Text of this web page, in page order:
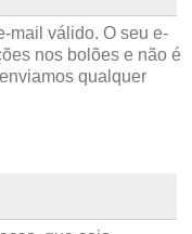
mail válido. O seu e-
nos bolões e não é
qualquer